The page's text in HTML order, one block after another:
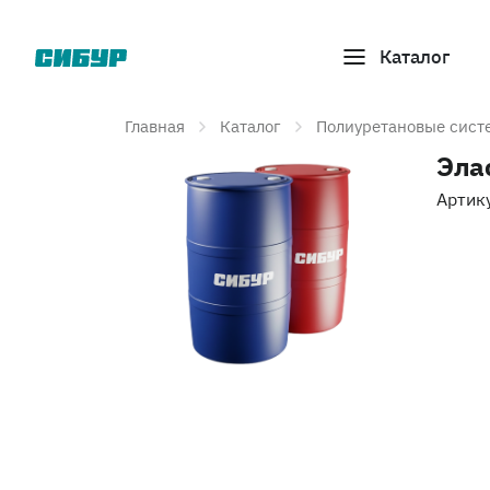
Каталог
Главная Каталог Полиуретановые